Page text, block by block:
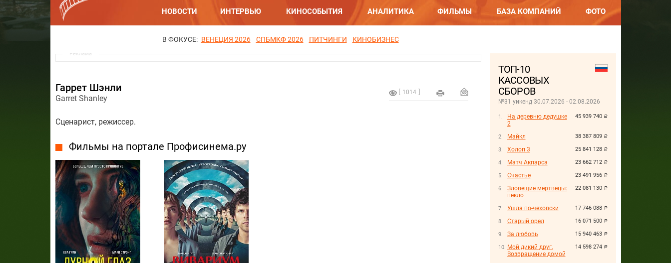
НОВОСТИ ИНТЕРВЬЮ КИНОСОБЫТИЯ АНАЛИТИКА ФИЛЬМЫ БАЗА КОМПАНИЙ ФОТО
В ФОКУСЕ: ВЕНЕЦИЯ 2026 СПБМКФ 2026 ПИТЧИНГИ КИНОБИЗНЕС
ТОП-10
КАССОВЫХ
СБОРОВ
№31 уикенд 30.07.2026 - 02.08.2026
45 939 740 руб.
На деревню дедушке
2
38 387 809 руб.
Майкл
25 841 128 руб.
Холоп 3
23 662 712 руб.
Матч Акпарса
23 491 956 руб.
Счастье
22 081 130 руб.
Зловещие мертвецы:
пекло
17 746 088 руб.
Ушла по-чеховски
16 071 500 руб.
Старый орел
15 940 463 руб.
За любовь
14 598 274 руб.
Мой дикий друг.
Возвращение домой
Реклама
1014
Гаррет Шэнли
Garret Shanley
Сценарист, режиссер.
Фильмы на портале Профисинема.ру